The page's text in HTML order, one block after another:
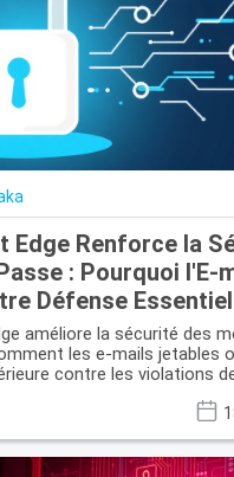
Edge Renforce la
: Pourquoi l'E-
Défense
améliore la sécurité des
les e-mails jetables
contre les violations